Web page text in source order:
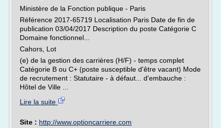
Ministère de la Fonction publique - Paris
Référence 2017-65719 Localisation Paris Date de fin de
publication 03/04/2017 Description du poste Catégorie C
Domaine fonctionnel...
Cahors, Lot
(e) de la gestion des carrières (H/F) - temps complet
Catégorie B ou C+ (poste susceptible d'être vacant) Mode
de recrutement : Statutaire - à défaut... d'embauche :
Hôtel de Ville ...
Lire la suite
Site : http://www.optioncarriere.com